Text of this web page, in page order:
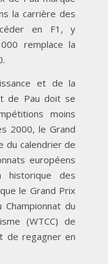
la carrière des
en F1, y
remplace la
et de la
de Pau doit se
moins
2000, le Grand
du calendrier de
européens
historique des
le Grand Prix
du
(WTCC) de
de regagner en